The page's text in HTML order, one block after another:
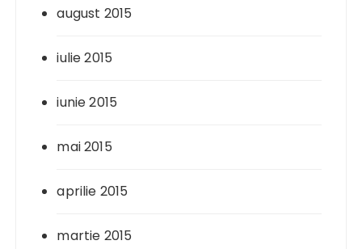
august 2015
iulie 2015
iunie 2015
mai 2015
aprilie 2015
martie 2015